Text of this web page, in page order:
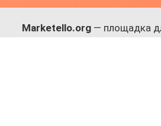
Marketello.org — площадка